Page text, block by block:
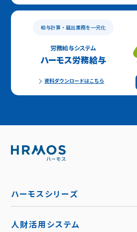
給与計算・届出業務を一元化
労務給与システム
ハーモス労務給与
資料ダウンロードはこちら
ハーモスシリーズ
人財活用システム